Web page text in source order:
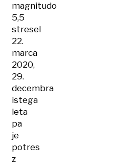
magnitudo
5,5
stresel
22.
marca
2020,
29.
decembra
istega
leta
pa
je
potres
z